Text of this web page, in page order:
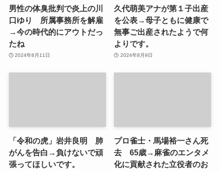
男性の体臭批判で炎上の川
口ゆり 所属事務所を解雇
→今の時代的にアウトだっ
たね
2024年8月11日
久代萌美アナが第１子出産
を公表→母子ともに健康で
無事ご出産されたようで何
よりです。
2024年8月9日
「令和の虎」岩井良明 肺
がんを告白→負けないで頑
張ってほしいです。
プロ雀士・馬場裕一さん死
去 65歳→麻雀のエンタメ
化に貢献された立役者のお